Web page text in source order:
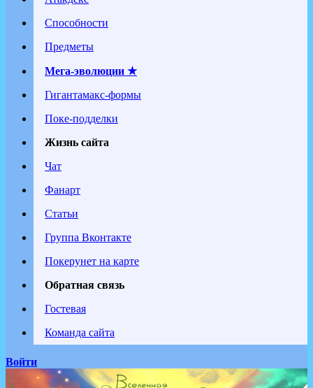
Способности
Предметы
Мега-эволюции ★
Гигантамакс-формы
Поке-подделки
Жизнь сайта
Чат
Фанарт
Статьи
Группа Вконтакте
Покерунет на карте
Обратная связь
Гостевая
Команда сайта
Войти